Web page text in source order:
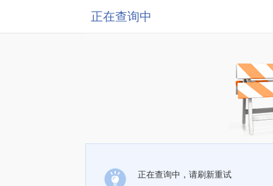
正在查询中
正在查询中，请刷新重试